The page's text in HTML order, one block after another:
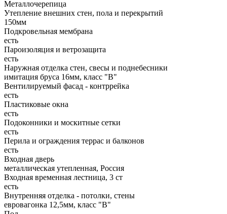
Металлочерепица
Утепление внешних стен, пола и перекрытий
150мм
Подкровельная мембрана
есть
Пароизоляция и ветрозащита
есть
Наружная отделка стен, свесы и поднебесники
имитация бруса 16мм, класс "В"
Вентилируемый фасад - контррейка
есть
Пластиковые окна
есть
Подоконники и москитные сетки
есть
Перила и ограждения террас и балконов
есть
Входная дверь
металлическая утепленная, Россия
Входная временная лестница, 3 ст
есть
Внутренняя отделка - потолки, стены
евровагонка 12,5мм, класс "В"